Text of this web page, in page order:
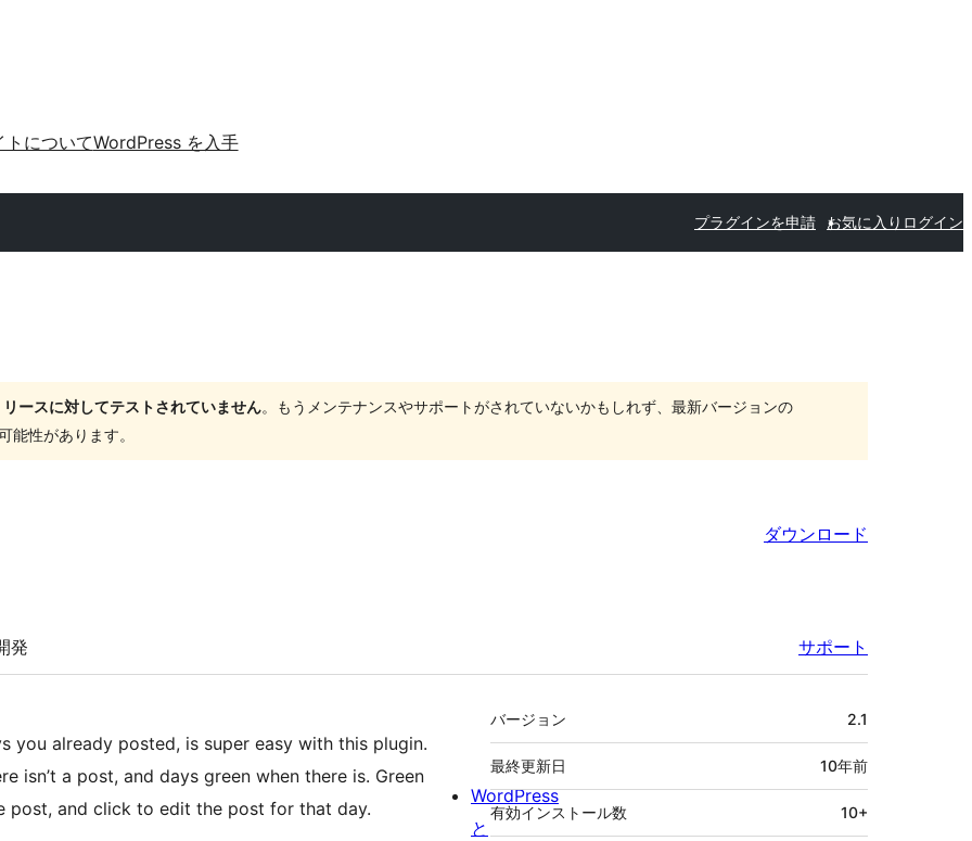
トについてWordPress を入手
プラグインを申請 お気に入り ログイン
ースに対してテストされていません。もうメンテナンスやサポートがされていないかもしれず、最新バージョンの
能性があります。
ダウンロード
発 サポート
you already posted, is super easy with this plugin.
isn’t a post, and days green when there is. Green
post, and click to edit the post for that day.
メ
タ
バージョン 2.1
最終更新日 10年前
有効インストール数 10+
WordPress
と